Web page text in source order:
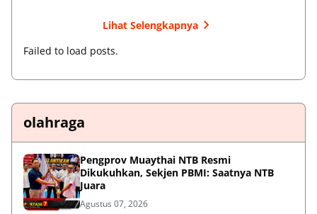
Lihat Selengkapnya
Failed to load posts.
olahraga
Pengprov Muaythai NTB Resmi
Dikukuhkan, Sekjen PBMI: Saatnya NTB
Juara
Agustus 07, 2026